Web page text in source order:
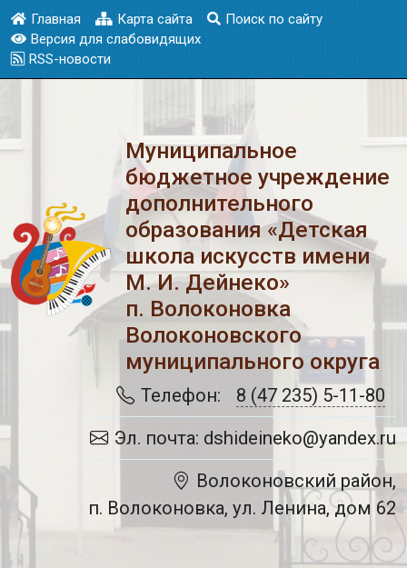
Главная Карта сайта
Поиск по сайту
Версия для слабовидящих
RSS-новости
Муниципальное
бюджетное учреждение
дополнительного
образования «Детская
школа искусств имени
М. И. Дейнеко»
п. Волоконовка
Волоконовского
муниципального округа
Телефон:
8 (47 235) 5-11-80
Эл. почта: dshideineko@yandex.ru
Волоконовский район,
п. Волоконовка, ул. Ленина, дом 62